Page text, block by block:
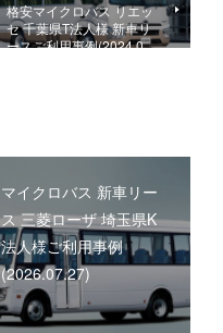
格安マイクロバス リエッ
セ 千葉県T法人様 新車リ
ースご利用事例(2024.0…
マイクロバス 新車リー
ス 三菱ローザ 埼玉県K
法人様ご利用事例
(2026.07.27)